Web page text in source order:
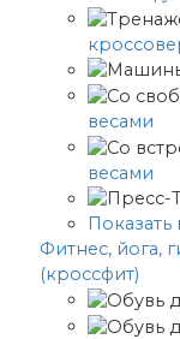
весами
весами
Показать
Фитнес, йога,
(кроссфит)